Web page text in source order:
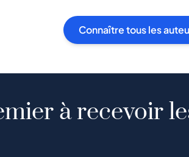
Connaître tous les
à recevoir